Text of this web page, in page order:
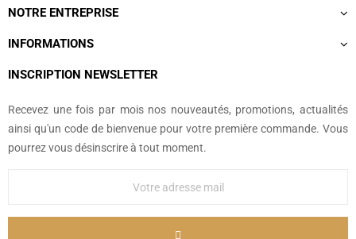
NOTRE ENTREPRISE
INFORMATIONS
INSCRIPTION NEWSLETTER
Recevez une fois par mois nos nouveautés, promotions, actualités
ainsi qu'un code de bienvenue pour votre première commande. Vous
pourrez vous désinscrire à tout moment.